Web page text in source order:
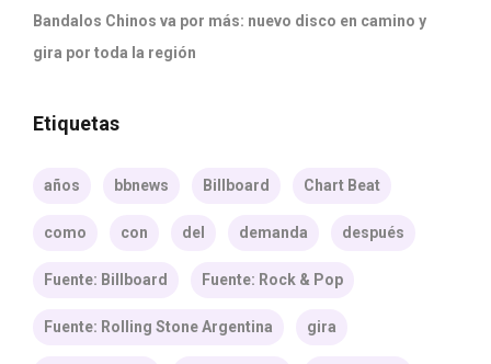
Bandalos Chinos va por más: nuevo disco en camino y
gira por toda la región
Etiquetas
años bbnews Billboard Chart Beat
como con del demanda después
Fuente: Billboard Fuente: Rock & Pop
Fuente: Rolling Stone Argentina gira